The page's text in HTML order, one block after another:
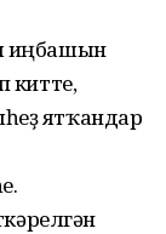
иңбашын
китте,
ятҡандар